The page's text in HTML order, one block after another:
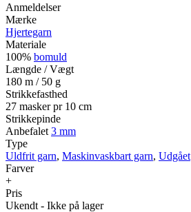
Anmeldelser
Mærke
Hjertegarn
Materiale
100% bomuld
Længde / Vægt
180 m / 50 g
Strikkefasthed
27 masker pr 10 cm
Strikkepinde
Anbefalet 3 mm
Type
Uldfrit garn, Maskinvaskbart garn, Udgået
Farver
+
Pris
Ukendt - Ikke på lager